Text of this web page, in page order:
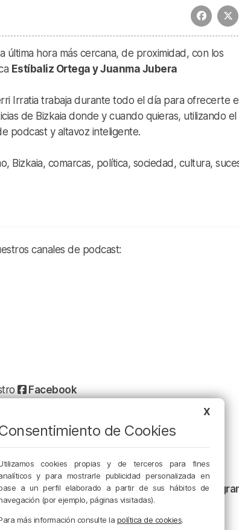
última hora más cercana, de proximidad, con los
Estíbaliz Ortega y Juanma Jubera
Irratia trabaja durante todo el día para ofrecerte
de Bizkaia donde y cuando quieras, utilizando el
podcast y altavoz inteligente.
Bizkaia, comarcas, política, sociedad, cultura,
canales de podcast:
Facebook
X
y nuestras noticias en nuestro canal de
X
de Cookies
cookies propias y de terceros para fines
y para mostrarle publicidad personalizada en
a un perfil elaborado a partir de sus hábitos de
(por ejemplo, páginas visitadas).
más información consulte la política de cookies.